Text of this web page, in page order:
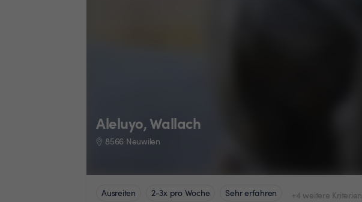
Aleluyo, Wallach
8566 Neuwilen
Ausreiten 2-3x pro Woche Sehr erfahren +4 weitere Kriterien